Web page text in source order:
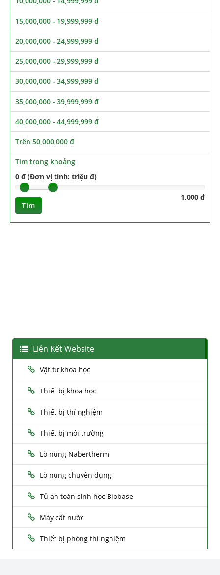
15,000,000 - 19,999,999 đ
20,000,000 - 24,999,999 đ
25,000,000 - 29,999,999 đ
30,000,000 - 34,999,999 đ
35,000,000 - 39,999,999 đ
40,000,000 - 44,999,999 đ
Trên 50,000,000 đ
Tìm trong khoảng
0 đ (Đơn vị tính: triệu đ)
1,000 đ
Tìm
Liên Kết Website
Vật tư khoa học
Thiết bị khoa học
Thiết bị thí nghiệm
Thiết bị môi trường
Lò nung Nabertherm
Lò nung chuyên dụng
Tủ an toàn sinh học Biobase
Máy cất nước
Thiết bị phòng thí nghiệm